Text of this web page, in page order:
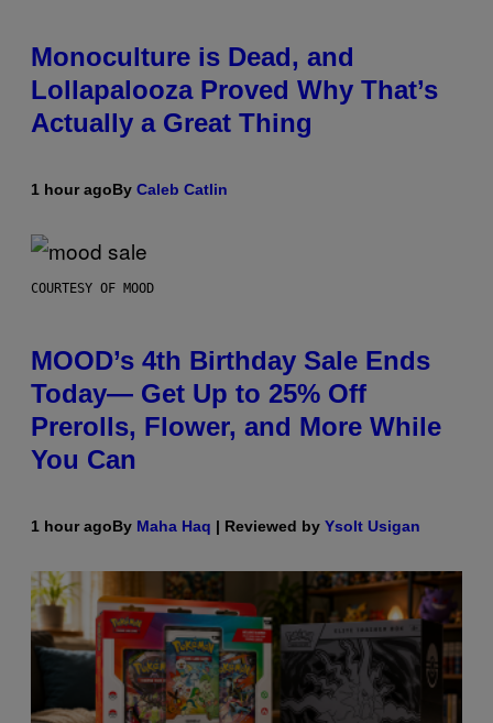
Monoculture is Dead, and
Lollapalooza Proved Why That’s
Actually a Great Thing
1 hour agoBy Caleb Catlin
COURTESY OF MOOD
MOOD’s 4th Birthday Sale Ends
Today— Get Up to 25% Off
Prerolls, Flower, and More While
You Can
1 hour agoBy Maha Haq | Reviewed by Ysolt Usigan